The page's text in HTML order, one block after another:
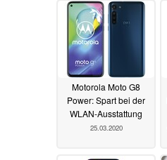
Motorola Moto G8
Power: Spart bei der
WLAN-Ausstattung
25.03.2020